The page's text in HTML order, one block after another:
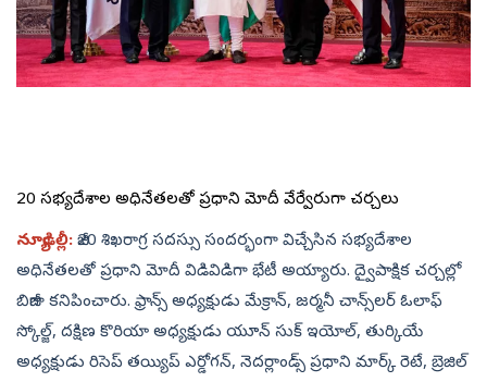
జీ20 సభ్యదేశాల అధినేతలతో ప్రధాని మోదీ వేర్వేరుగా చర్చలు
న్యూఢిల్లీ: జీ20 శిఖరాగ్ర సదస్సు సందర్భంగా విచ్చేసిన సభ్యదేశాల
అధినేతలతో ప్రధాని మోదీ విడివిడిగా భేటీ అయ్యారు. ద్వైపాక్షిక చర్చల్లో
బిజీగా కనిపించారు. ఫ్రాన్స్‌ అధ్యక్షుడు మేక్రాన్, జర్మనీ చాన్స్‌లర్‌ ఓలాఫ్‌
స్కోల్జ్, దక్షిణ కొరియా అధ్యక్షుడు యూన్‌ సుక్‌ ఇయోల్, తుర్కియే
అధ్యక్షుడు రిసెప్‌ తయ్యిప్‌ ఎర్డోగన్, నెదర్లాండ్స్‌ ప్రధాని మార్క్‌ రెటే, బ్రెజిల్‌